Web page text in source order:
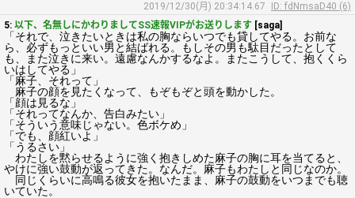
2019/12/30(月) 20:34:14.67
ID: fdNmsaD40 (6)
5: 以下、名無しにかわりましてSS速報VIPがお送りします [saga]
「それで、泣きたいときは私の胸ならいつでも貸してやる。お前な
ら、必ずもっといい男と結ばれる。もしその男も駄目だったとして
も、また泣きに来い。遠慮なんかするなよ。またこうして、抱くくら
いはしてやる」
「麻子、それって」
麻子の顔を見たくなって、もぞもぞと頭を動かした。
「顔は見るな」
「それってなんか、告白みたい」
「そういう意味じゃない。色ボケめ」
「でも、顔紅いよ」
「うるさい」
わたしを黙らせるように強く抱きしめた麻子の胸に耳を当てると、
やけに強い鼓動が返ってきた。なんだ。麻子もわたしと同じなのか。
同じくらいに高鳴る彼女を抱いたまま、麻子の鼓動をいつまでも聴
いていた。